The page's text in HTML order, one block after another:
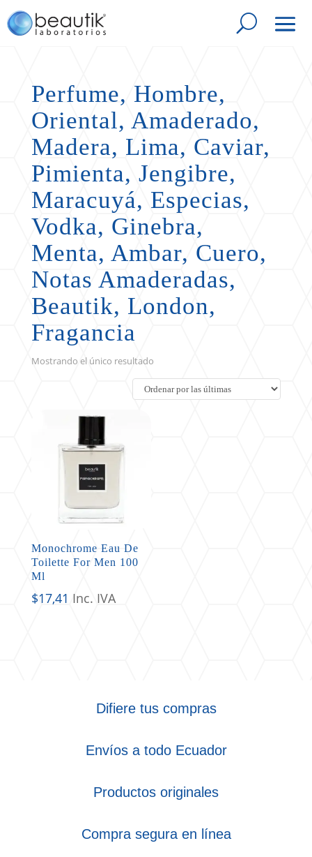
Perfume, Hombre,
Oriental, Amaderado,
Madera, Lima, Caviar,
Pimienta, Jengibre,
Maracuyá, Especias,
Vodka, Ginebra,
Menta, Ambar, Cuero,
Notas Amaderadas,
Beautik, London,
Fragancia
Mostrando el único resultado
Monochrome Eau De
Toilette For Men 100
Ml
$17,41 Inc. IVA
Difiere tus compras
Envíos a todo Ecuador
Productos originales
Compra segura en línea